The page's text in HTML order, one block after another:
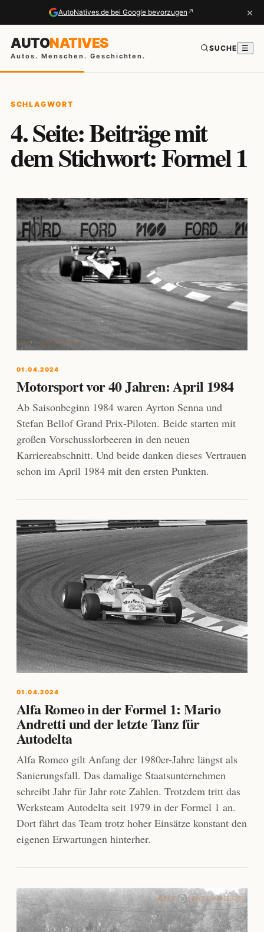
AutoNatives.de bei Google bevorzugen ↗ ×
AUTONATIVES
Autos. Menschen. Geschichten.
SUCHE ☰
SCHLAGWORT
4. Seite: Beiträge mit
dem Stichwort: Formel 1
01.04.2024
Motorsport vor 40 Jahren: April 1984
Ab Saisonbeginn 1984 waren Ayrton Senna und
Stefan Bellof Grand Prix-Piloten. Beide starten mit
großen Vorschusslorbeeren in den neuen
Karriereabschnitt. Und beide danken dieses Vertrauen
schon im April 1984 mit den ersten Punkten.
01.04.2024
Alfa Romeo in der Formel 1: Mario
Andretti und der letzte Tanz für
Autodelta
Alfa Romeo gilt Anfang der 1980er-Jahre längst als
Sanierungsfall. Das damalige Staatsunternehmen
schreibt Jahr für Jahr rote Zahlen. Trotzdem tritt das
Werksteam Autodelta seit 1979 in der Formel 1 an.
Dort fährt das Team trotz hoher Einsätze konstant den
eigenen Erwartungen hinterher.